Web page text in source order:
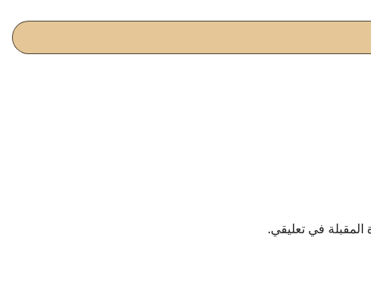
المقبلة في تعليقي.